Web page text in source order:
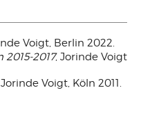
Voigt, Berlin 2022.
2017, Jorinde Voigt
Voigt, Köln 2011.